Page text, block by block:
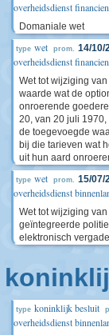
overheidsdienst financien
Domaniale wet
type wet prom. 14/10/
overheidsdienst financien
Wet tot wijziging
waarde wat de
onroerende
20, van 20 juli
de toegevoegde
bij die tarieven wat
uit hun aard
type wet prom. 15/07/
overheidsdienst
Wet tot wijziging
geïntegreerde
elektronisch
type koninklijk besluit
overheidsdienst